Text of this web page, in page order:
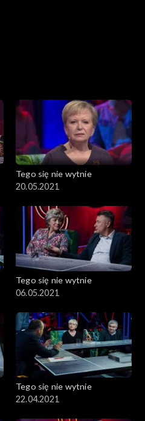
Tego się nie wytnie
20.05.2021
Tego się nie wytnie
06.05.2021
Tego się nie wytnie
22.04.2021